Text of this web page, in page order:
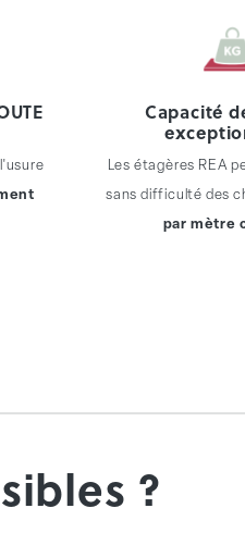
Capacité
Les étagères REA
sans difficulté des
par mètre
?